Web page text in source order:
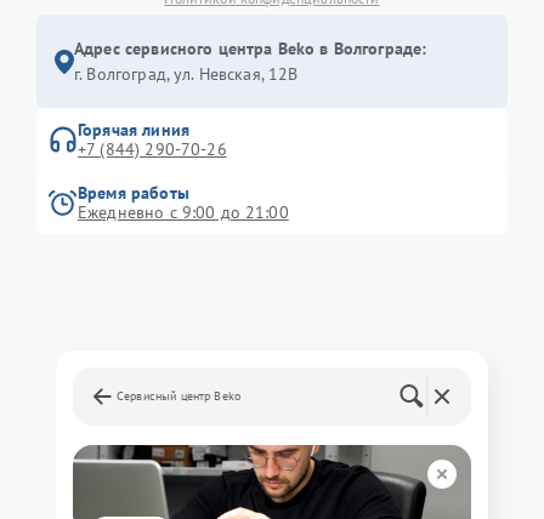
Адрес сервисного центра Beko в Волгограде:
г. Волгоград, ул. Невская, 12В
Горячая линия
+7 (844) 290-70-26
Время работы
Ежедневно с 9:00 до 21:00
Сервисный центр Beko